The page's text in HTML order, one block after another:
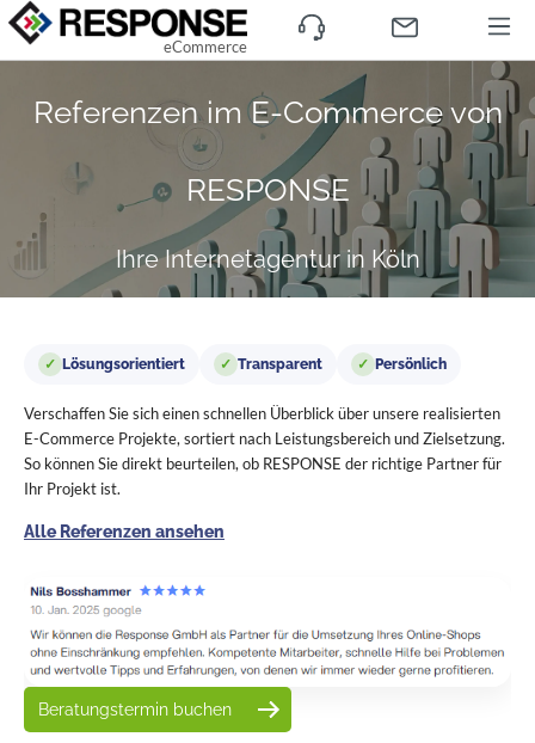
eCommerce
Referenzen im E-Commerce von
RESPONSE
Ihre Internetagentur in Köln
✓ Lösungsorientiert ✓ Transparent ✓ Persönlich
Verschaffen Sie sich einen schnellen Überblick über unsere realisierten
E-Commerce Projekte, sortiert nach Leistungsbereich und Zielsetzung.
So können Sie direkt beurteilen, ob RESPONSE der richtige Partner für
Ihr Projekt ist.
Alle Referenzen ansehen
Beratungstermin buchen